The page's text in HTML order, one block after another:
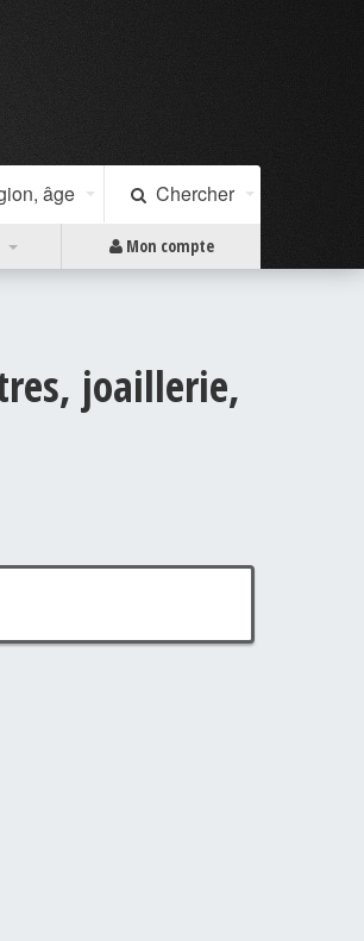
âge Chercher
Mon compte
joaillerie,